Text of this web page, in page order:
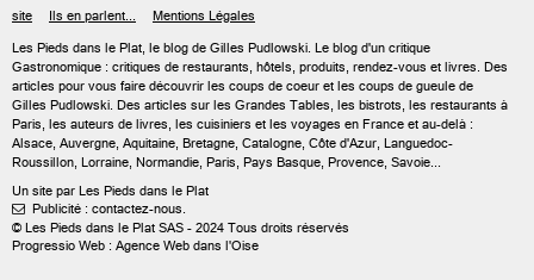
site
Ils en parlent... Mentions Légales
Les Pieds dans le Plat, le blog de Gilles Pudlowski. Le blog d'un critique
Gastronomique : critiques de restaurants, hôtels, produits, rendez-vous et livres. Des
articles pour vous faire découvrir les coups de coeur et les coups de gueule de
Gilles Pudlowski. Des articles sur les Grandes Tables, les bistrots, les restaurants à
Paris, les auteurs de livres, les cuisiniers et les voyages en France et au-delà :
Alsace, Auvergne, Aquitaine, Bretagne, Catalogne, Côte d'Azur, Languedoc-
Roussillon, Lorraine, Normandie, Paris, Pays Basque, Provence, Savoie...
Un site par Les Pieds dans le Plat
 Publicité : contactez-nous.
© Les Pieds dans le Plat SAS - 2024 Tous droits réservés
Progressio Web : Agence Web dans l'Oise